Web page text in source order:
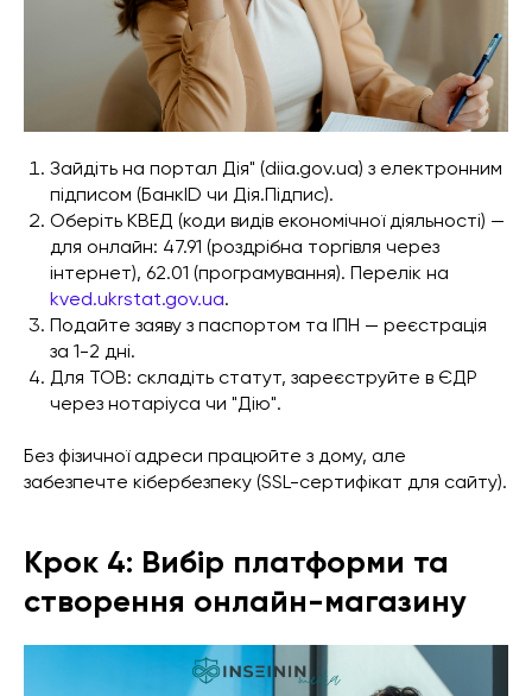
Зайдіть на портал Дія" (diia.gov.ua) з електронним
підписом (БанкID чи Дія.Підпис).
Оберіть КВЕД (коди видів економічної діяльності) —
для онлайн: 47.91 (роздрібна торгівля через
інтернет), 62.01 (програмування). Перелік на
kved.ukrstat.gov.ua.
Подайте заяву з паспортом та ІПН — реєстрація
за 1-2 дні.
Для ТОВ: складіть статут, зареєструйте в ЄДР
через нотаріуса чи "Дію".
Без фізичної адреси працюйте з дому, але
забезпечте кібербезпеку (SSL-сертифікат для сайту).
Крок 4: Вибір платформи та
створення онлайн-магазину